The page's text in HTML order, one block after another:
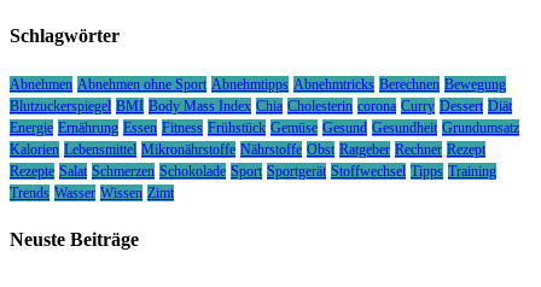
Schlagwörter
Abnehmen Abnehmen ohne Sport Abnehmtipps Abnehmtricks Berechnen Bewegung
Blutzuckerspiegel BMI Body Mass Index Chia Cholesterin corona Curry Dessert Diät
Energie Ernährung Essen Fitness Frühstück Gemüse Gesund Gesundheit Grundumsatz
Kalorien Lebensmittel Mikronährstoffe Nährstoffe Obst Ratgeber Rechner Rezept
Rezepte Salat Schmerzen Schokolade Sport Sportgerät Stoffwechsel Tipps Training
Trends Wasser Wissen Zimt
Neuste Beiträge